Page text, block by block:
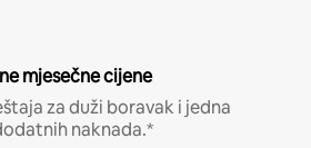
mjesečne cijene
za duži boravak i jedna
naknada.*